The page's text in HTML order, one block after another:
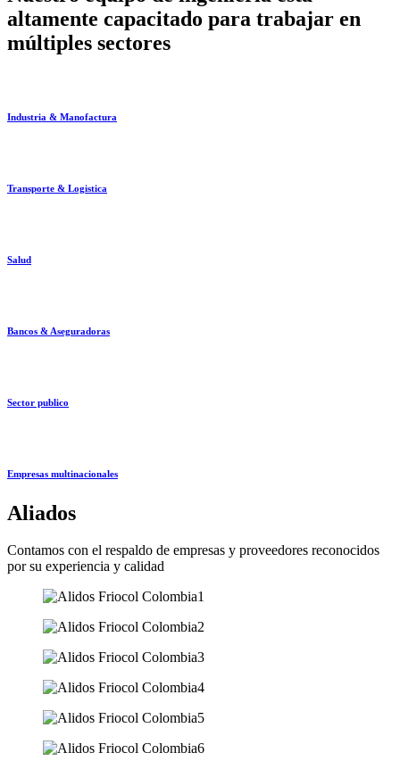
altamente capacitado para trabajar en
múltiples sectores
Industria & Manofactura
Transporte & Logistica
Salud
Bancos & Aseguradoras
Sector publico
Empresas multinacionales
Aliados
Contamos con el respaldo de empresas y proveedores reconocidos
por su experiencia y calidad